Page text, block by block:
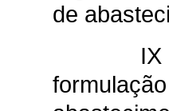
de